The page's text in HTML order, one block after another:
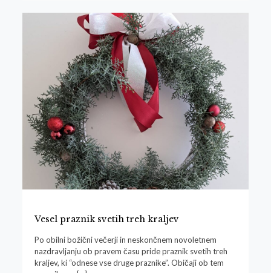
Vesel praznik svetih treh kraljev
Po obilni božični večerji in neskončnem novoletnem
nazdravljanju ob pravem času pride praznik svetih treh
kraljev, ki “odnese vse druge praznike”. Običaji ob tem